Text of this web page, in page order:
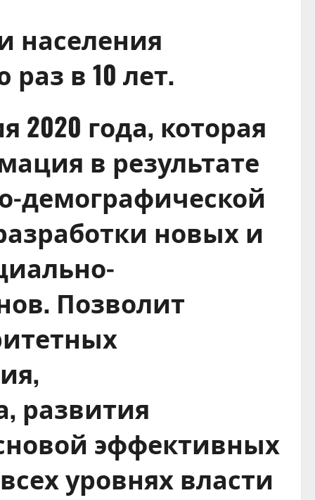
населения
в 10 лет.
года, которая
в результате
демографической
новых и
Позволит
развития
эффективных
уровнях власти